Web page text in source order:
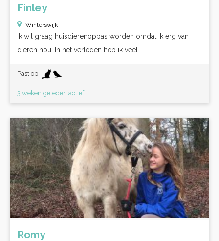
Finley
Winterswijk
Ik wil graag huisdierenoppas worden omdat ik erg van
dieren hou. In het verleden heb ik veel...
Past op:
3 weken geleden actief
Romy